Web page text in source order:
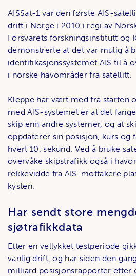
AISSat-1 var den første AIS-
drift i Norge i 2010 i regi av
Forsvarets forskningsinstitutt og
demonstrerte at det var mulig å
identifikasjonssystemet AIS til å
i norske havområder fra satellitt.
Kleppe har vært med fra starten
med AIS-systemet er at det
skip enn andre systemer, og at
oppdaterer sin posisjon, kurs og
hvert 10. sekund. Ved å bruke
overvåke skipstrafikk også i
rekkevidde fra AIS-mottakere
kysten.
Har sendt store
sjøtrafikkdata
Etter en vellykket testperiode
vanlig drift, og har siden den
milliard posisjonsrapporter